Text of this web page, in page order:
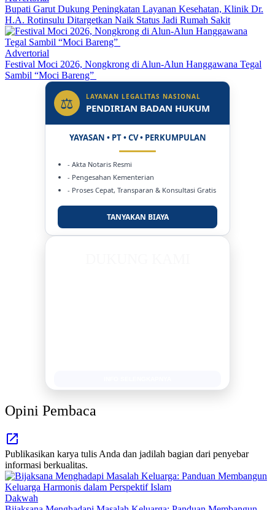
Bupati Garut Dukung Peningkatan Layanan Kesehatan, Klinik Dr.
H.A. Rotinsulu Ditargetkan Naik Status Jadi Rumah Sakit
Advertorial
Festival Moci 2026, Nongkrong di Alun-Alun Hanggawana Tegal
Sambil “Moci Bareng”
⚖ LAYANAN LEGALITAS NASIONAL
PENDIRIAN BADAN HUKUM
YAYASAN • PT • CV • PERKUMPULAN
- Akta Notaris Resmi
- Pengesahan Kementerian
- Proses Cepat, Transparan & Konsultasi Gratis
TANYAKAN BIAYA
Opini Pembaca
Publikasikan karya tulis Anda dan jadilah bagian dari penyebar
informasi berkualitas.
Dakwah